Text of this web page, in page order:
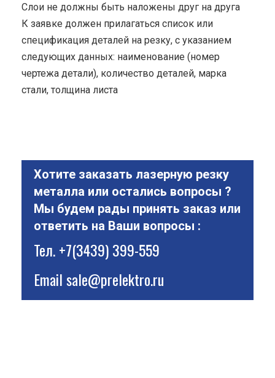
Cлои не должны быть наложены друг на друга
К заявке должен прилагаться список или
спецификация деталей на резку, с указанием
следующих данных: наименование (номер
чертежа детали), количество деталей, марка
стали, толщина листа
Хотите заказать лазерную резку
металла или остались вопросы ?
Мы будем рады принять заказ или
ответить на Ваши вопросы :
Тел.+7(3439) 399-559
Emailsale@prelektro.ru